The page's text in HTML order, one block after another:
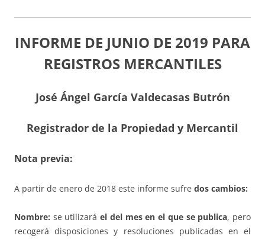
INFORME DE JUNIO DE 2019 PARA
REGISTROS MERCANTILES
José Ángel García Valdecasas Butrón
Registrador de la Propiedad y Mercantil
Nota previa:
A partir de enero de 2018 este informe sufre dos cambios:
Nombre: se utilizaráel del mes en el que se publica, pero
recogerá disposiciones y resoluciones publicadas en el